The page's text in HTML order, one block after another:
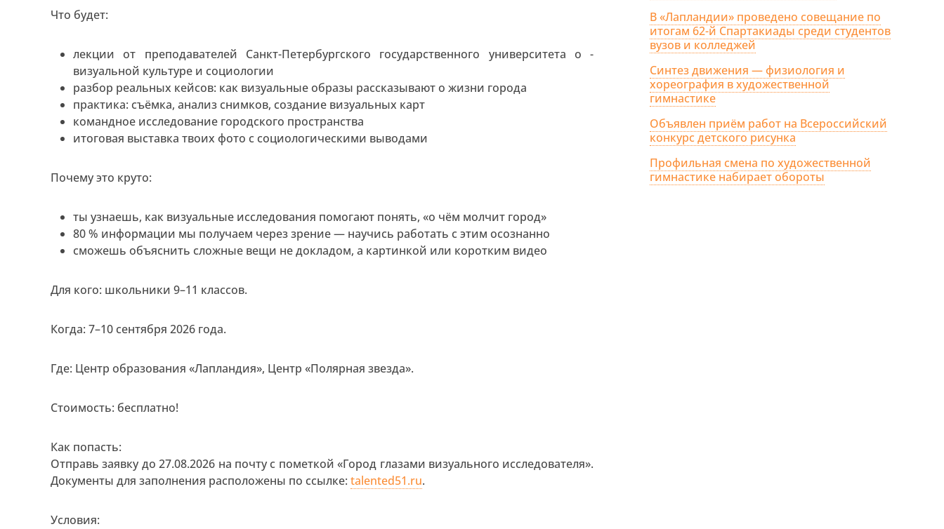
Что будет:
лекции от преподавателей Санкт-Петербургского государственного университета о -
визуальной культуре и социологии
разбор реальных кейсов: как визуальные образы рассказывают о жизни города
практика: съёмка, анализ снимков, создание визуальных карт
командное исследование городского пространства
итоговая выставка твоих фото с социологическими выводами
Почему это круто:
ты узнаешь, как визуальные исследования помогают понять, «о чём молчит город»
80 % информации мы получаем через зрение — научись работать с этим осознанно
сможешь объяснить сложные вещи не докладом, а картинкой или коротким видео
Для кого: школьники 9–11 классов.
Когда: 7–10 сентября 2026 года.
Где: Центр образования «Лапландия», Центр «Полярная звезда».
Стоимость: бесплатно!
Как попасть:
Отправь заявку до 27.08.2026 на почту с пометкой «Город глазами визуального исследователя».
Документы для заполнения расположены по ссылке: talented51.ru.
Условия:
В «Лапландии» проведено совещание по
итогам 62-й Спартакиады среди студентов
вузов и колледжей
Синтез движения — физиология и
хореография в художественной
гимнастике
Объявлен приём работ на Всероссийский
конкурс детского рисунка
Профильная смена по художественной
гимнастике набирает обороты